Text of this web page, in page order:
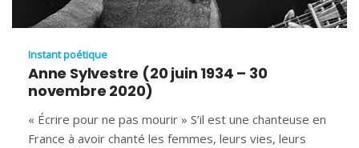
Instant poétique
Anne Sylvestre (20 juin 1934 – 30
novembre 2020)
« Écrire pour ne pas mourir » S’il est une chanteuse en
France à avoir chanté les femmes, leurs vies, leurs